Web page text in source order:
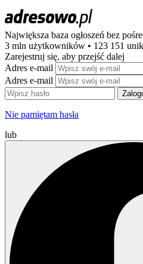
Największa baza ogłoszeń bez
3 mln użytkowników • 123 151
Zarejestruj się, aby przejść dalej
Adres e-mail
Adres e-mail
Nie pamiętam hasła
lub